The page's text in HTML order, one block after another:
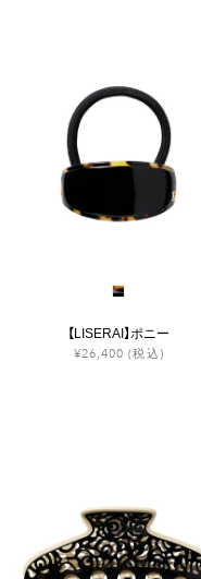
【LISERAI】ポニー
¥26,400 (税込)